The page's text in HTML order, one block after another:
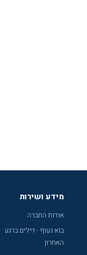
מידע ושירות
אודות החברה
בוא נעוף - דילים ברגע
האחרון